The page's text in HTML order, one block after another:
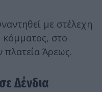
με στέλεχη
κόμματος, στο
πλατεία Άρεως.
Δένδια